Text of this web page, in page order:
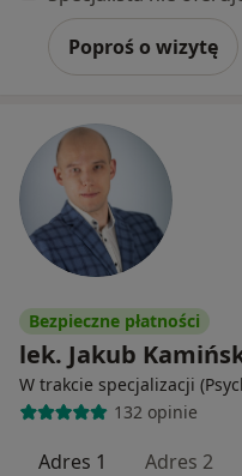
Poproś o wizytę
Bezpieczne płatności
lek. Jakub
W trakcie specjalizacji
132 opinie
Adres 1 Adres 2